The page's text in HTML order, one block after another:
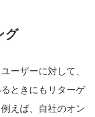
グ
ーザーに対して、
ときにもリターゲ
えば、自社のオン